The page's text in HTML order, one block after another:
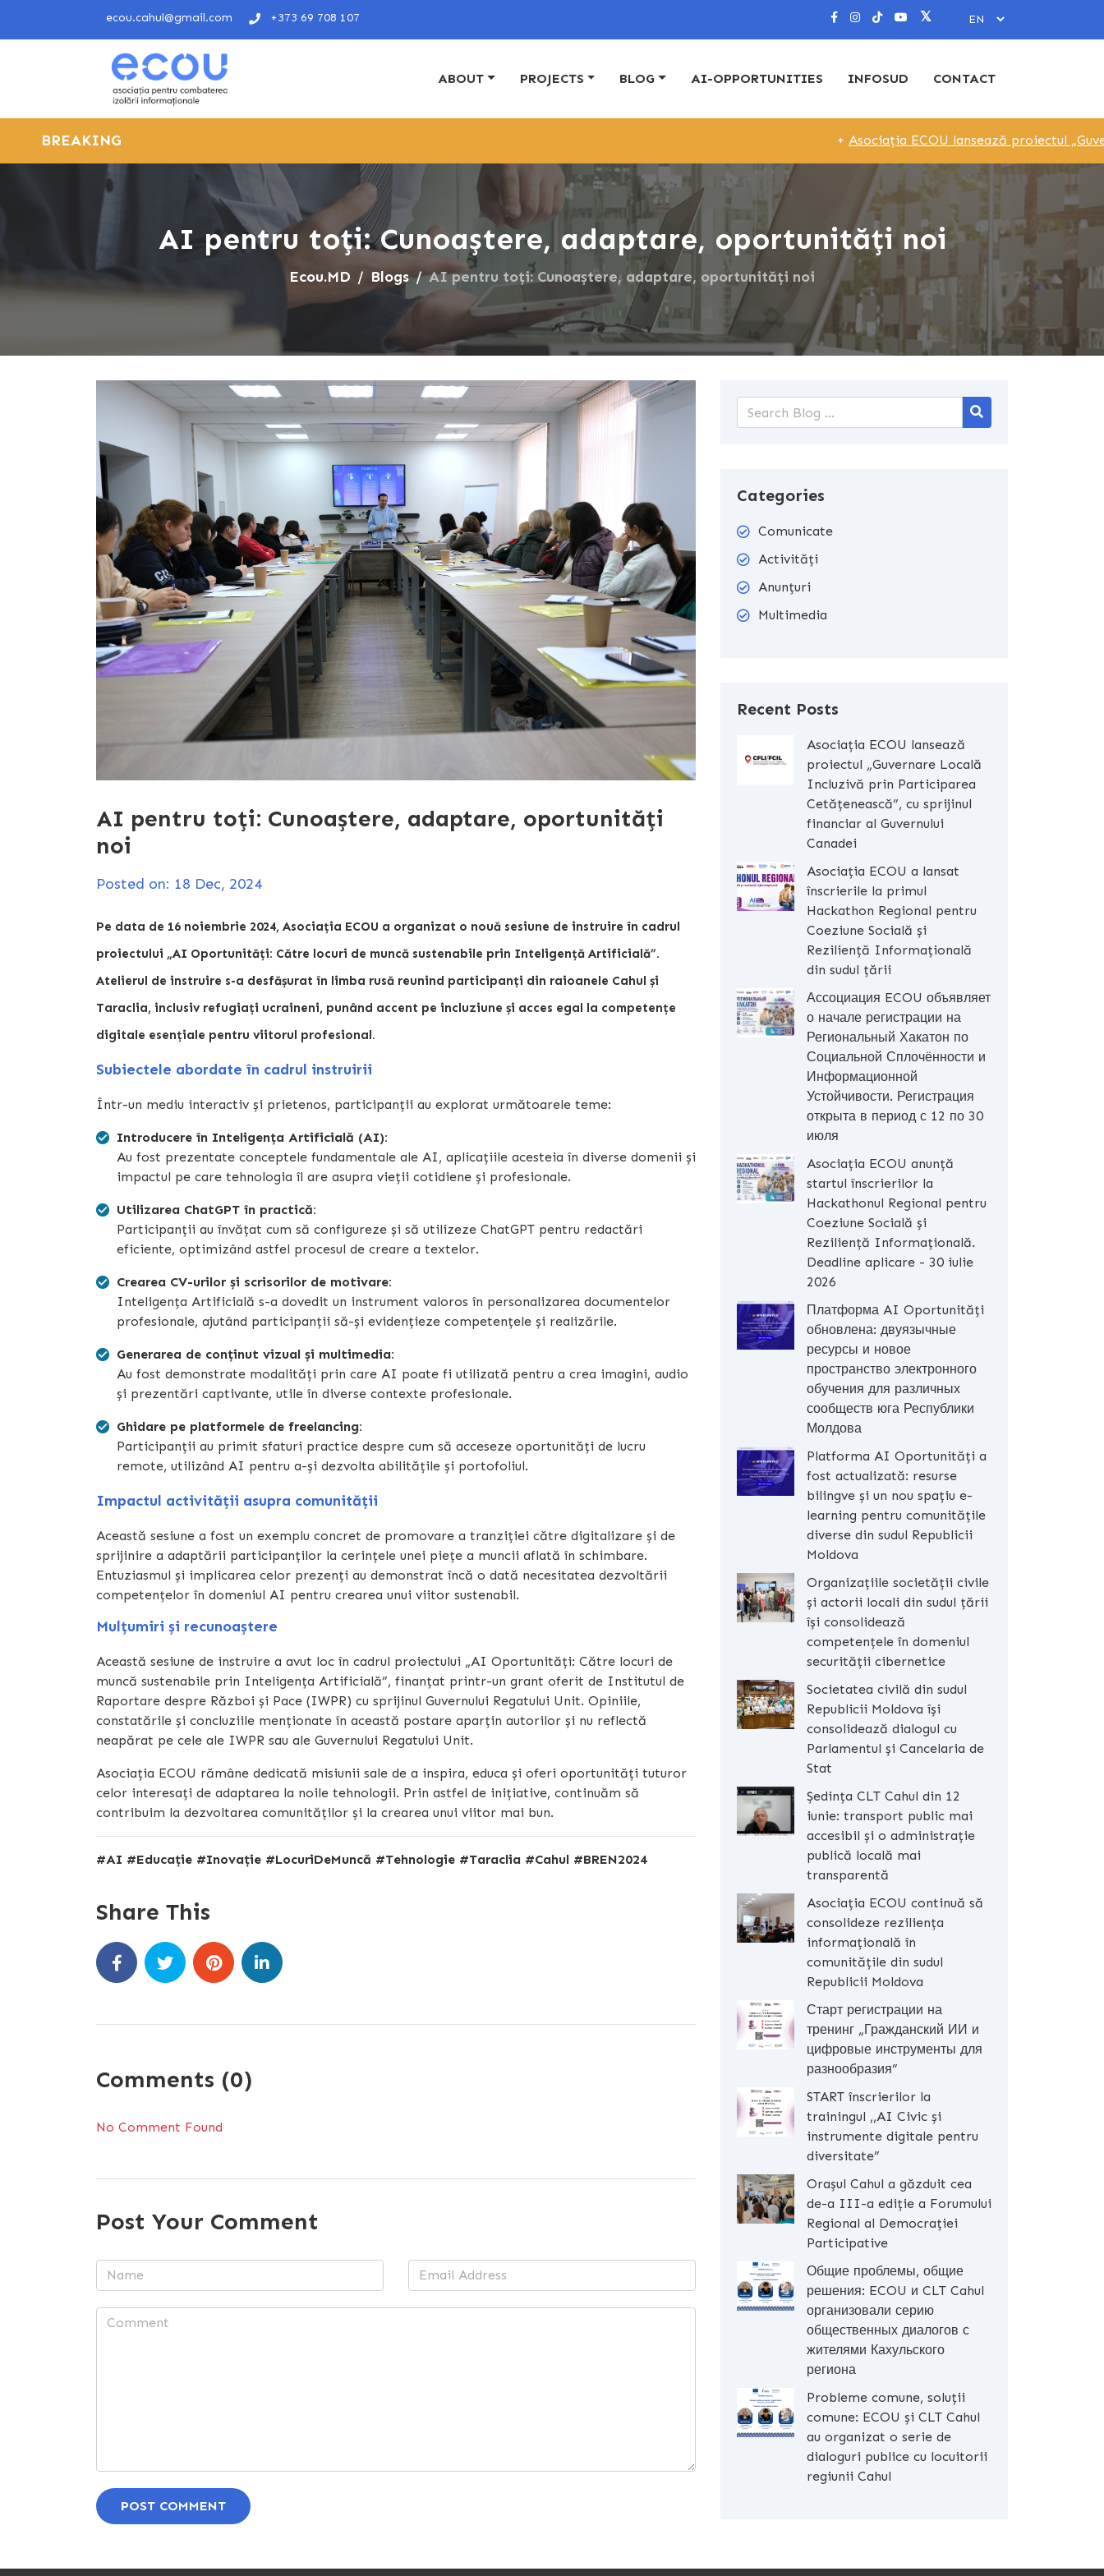
ecou.cahul@gmail.com +373 69 708 107
ABOUT PROJECTS BLOG AI-OPPORTUNITIES INFOSUD CONTACT
BREAKING Asociația ECOU lansează proiectul
AI pentru toți: Cunoaștere, adaptare, oportunități noi
Ecou.MD Blogs AI pentru toți: Cunoaștere, adaptare, oportunități noi
AI pentru toți: Cunoaștere, adaptare, oportunități
noi
Posted on: 18 Dec, 2024
Pe data de 16 noiembrie 2024, Asociația ECOU a organizat o nouă sesiune de instruire în cadrul
proiectului „AI Oportunități: Către locuri de muncă sustenabile prin Inteligență Artificială”.
Atelierul de instruire s-a desfășurat în limba rusă reunind participanți din raioanele Cahul și
Taraclia, inclusiv refugiați ucraineni, punând accent pe incluziune și acces egal la competențe
digitale esențiale pentru viitorul profesional.
Subiectele abordate în cadrul instruirii
Într-un mediu interactiv și prietenos, participanții au explorat următoarele teme:
Introducere în Inteligența Artificială (AI):
Au fost prezentate conceptele fundamentale ale AI, aplicațiile acesteia în diverse domenii și
impactul pe care tehnologia îl are asupra vieții cotidiene și profesionale.
Utilizarea ChatGPT în practică:
Participanții au învățat cum să configureze și să utilizeze ChatGPT pentru redactări
eficiente, optimizând astfel procesul de creare a textelor.
Crearea CV-urilor și scrisorilor de motivare:
Inteligența Artificială s-a dovedit un instrument valoros în personalizarea documentelor
profesionale, ajutând participanții să-și evidențieze competențele și realizările.
Generarea de conținut vizual și multimedia:
Au fost demonstrate modalități prin care AI poate fi utilizată pentru a crea imagini, audio
și prezentări captivante, utile în diverse contexte profesionale.
Ghidare pe platformele de freelancing:
Participanții au primit sfaturi practice despre cum să acceseze oportunități de lucru
remote, utilizând AI pentru a-și dezvolta abilitățile și portofoliul.
Impactul activității asupra comunității
Această sesiune a fost un exemplu concret de promovare a tranziției către digitalizare și de
sprijinire a adaptării participanților la cerințele unei piețe a muncii aflată în schimbare.
Entuziasmul și implicarea celor prezenți au demonstrat încă o dată necesitatea dezvoltării
competențelor în domeniul AI pentru crearea unui viitor sustenabil.
Mulțumiri și recunoaștere
Această sesiune de instruire a avut loc în cadrul proiectului „AI Oportunități: Către locuri de
muncă sustenabile prin Inteligența Artificială”, finanțat printr-un grant oferit de Institutul de
Raportare despre Război și Pace (IWPR) cu sprijinul Guvernului Regatului Unit. Opiniile,
constatările și concluziile menționate în această postare aparțin autorilor și nu reflectă
neapărat pe cele ale IWPR sau ale Guvernului Regatului Unit.
Asociația ECOU rămâne dedicată misiunii sale de a inspira, educa și oferi oportunități tuturor
celor interesați de adaptarea la noile tehnologii. Prin astfel de inițiative, continuăm să
contribuim la dezvoltarea comunităților și la crearea unui viitor mai bun.
#AI #Educație #Inovație #LocuriDeMuncă #Tehnologie #Taraclia #Cahul #BREN2024
Share This
Comments (0)
No Comment Found
Post Your Comment
POST COMMENT
Categories
Comunicate
Activități
Anunțuri
Multimedia
Recent Posts
Asociația ECOU lansează
proiectul „Guvernare Locală
Incluzivă prin Participarea
Cetățenească”, cu sprijinul
financiar al Guvernului
Canadei
Asociația ECOU a lansat
înscrierile la primul
Hackathon Regional pentru
Coeziune Socială și
Reziliență Informațională
din sudul țării
Ассоциация ECOU объявляет
о начале регистрации на
Региональный Хакатон по
Социальной Сплочённости и
Информационной
Устойчивости. Регистрация
открыта в период с 12 по 30
июля
Asociația ECOU anunță
startul înscrierilor la
Hackathonul Regional pentru
Coeziune Socială și
Reziliență Informațională.
Deadline aplicare - 30 iulie
2026
Платформа AI Oportunități
обновлена: двуязычные
ресурсы и новое
пространство электронного
обучения для различных
сообществ юга Республики
Молдова
Platforma AI Oportunități a
fost actualizată: resurse
bilingve și un nou spațiu e-
learning pentru comunitățile
diverse din sudul Republicii
Moldova
Organizațiile societății civile
și actorii locali din sudul țării
își consolidează
competențele în domeniul
securității cibernetice
Societatea civilă din sudul
Republicii Moldova își
consolidează dialogul cu
Parlamentul și Cancelaria de
Stat
Ședința CLT Cahul din 12
iunie: transport public mai
accesibil și o administrație
publică locală mai
transparentă
Asociația ECOU continuă să
consolideze reziliența
informațională în
comunitățile din sudul
Republicii Moldova
Старт регистрации на
тренинг „Гражданский ИИ и
цифровые инструменты для
разнообразия”
START înscrierilor la
trainingul ,,AI Civic și
instrumente digitale pentru
diversitate”
Orașul Cahul a găzduit cea
de-a III-a ediție a Forumului
Regional al Democrației
Participative
Общие проблемы, общие
решения: ECOU и CLT Cahul
организовали серию
общественных диалогов с
жителями Кахульского
региона
Probleme comune, soluții
comune: ECOU și CLT Cahul
au organizat o serie de
dialoguri publice cu locuitorii
regiunii Cahul